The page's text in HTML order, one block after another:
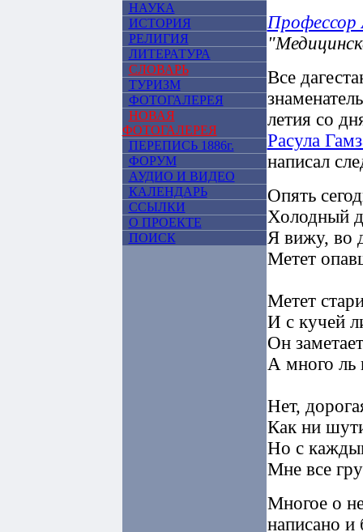
НАУКА
ИСТОРИЯ
РЕЛИГИЯ
ЛИТЕРАТУРА
СЛОВАРЬ
ТУРИЗМ
ФОТОГАЛЕРЕЯ
НОВАЯ
ФОТОГАЛЕРЕЯ
ПЕРЕПИСЬ 1886г.
ФОРУМ
АУДИО И ВИДЕО
КАЛЕНДАРЬ
ССЫЛКИ
О ПРОЕКТЕ
ПОИСК
Все
летия со
Расула
написал
Опять
Холодный
Я вижу, во
Метет
Метет
И с кучей
Он
А много ль
Нет,
Как ни
Но с
Мне все
Многое о
написано и